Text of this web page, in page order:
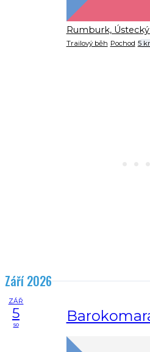
Rumburk, Ústecký
Trailový běh Pochod 5
Září 2026
ZÁŘ
5
so